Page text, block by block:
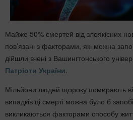
Майже 50% смертей від злоякісних
пов’язані з факторами, які можна
дійшли вчені з Вашингтонського
Патріоти України.
Мільйони людей щороку помирають
випадків ці смерті можна було б
викликаються факторами способу